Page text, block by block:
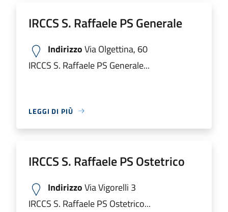
IRCCS S. Raffaele PS Generale
IndirizzoVia Olgettina, 60
IRCCS S. Raffaele PS Generale...
LEGGI DI PIÙ
IRCCS S. Raffaele PS Ostetrico
IndirizzoVia Vigorelli 3
IRCCS S. Raffaele PS Ostetrico...